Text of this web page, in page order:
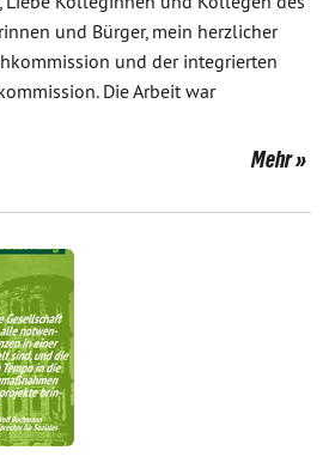
und Bürger, mein herzlicher
und der integrierten
Die Arbeit war
Mehr